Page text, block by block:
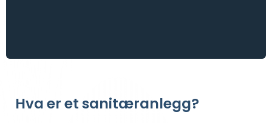
Hva er et sanitæranlegg?